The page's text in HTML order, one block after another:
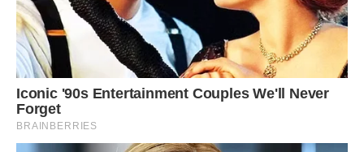
оселі батька.
Передрук без посилання на Ibilingua.com заборонено
Фото ілюстративне, Ibilingua.com